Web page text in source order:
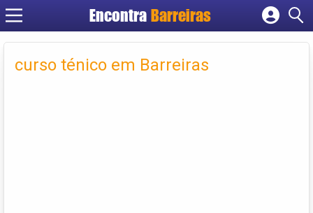
EncontraBarreiras
Cadastrar empresa
Criar conta
curso ténico em Barreiras